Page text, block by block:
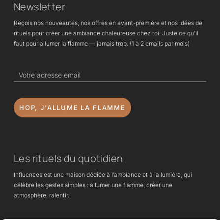
Newsletter
Reçois nos nouveautés, nos offres en avant-première et nos idées de
rituels pour créer une ambiance chaleureuse chez toi. Juste ce qu’il
faut pour allumer la flamme — jamais trop. (1 à 2 emails par mois)
HOP, J'ALLUME LA FLAMME
Les rituels du quotidien
Influences est une maison dédiée à l’ambiance et à la lumière, qui
célèbre les gestes simples : allumer une flamme, créer une
atmosphère, ralentir.